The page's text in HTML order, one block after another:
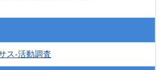
ス‐活動調査